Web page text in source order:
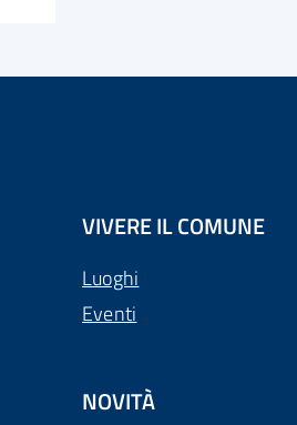
VIVERE IL COMUNE
Luoghi
Eventi
NOVITÀ